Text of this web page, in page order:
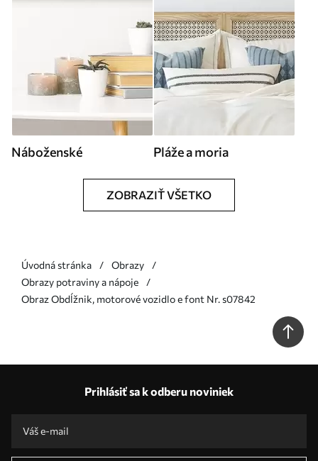
Náboženské Pláže a moria
ZOBRAZIŤ VŠETKO
Úvodná stránka
Obrazy
Obrazy potraviny a nápoje
Obraz Obdĺžnik, motorové vozidlo e font Nr. s07842
Prihlásiť sa k odberu noviniek